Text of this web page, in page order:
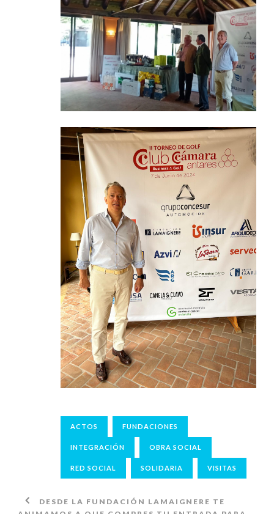
ACTOS FUNDACIONES
INTEGRACIÓN OBRA SOCIAL
RED SOCIAL SOLIDARIA VISITAS
DESDE LA FUNDACIÓN LAMAIGNERE TE